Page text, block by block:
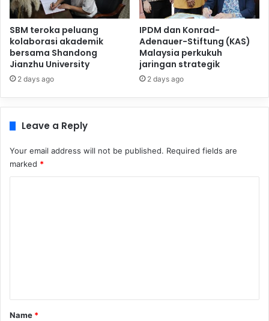
SBM teroka peluang
kolaborasi akademik
bersama Shandong
Jianzhu University
2 days ago
IPDM dan Konrad-
Adenauer-Stiftung (KAS)
Malaysia perkukuh
jaringan strategik
2 days ago
Leave a Reply
Your email address will not be published. Required fields are
marked *
*
Name *